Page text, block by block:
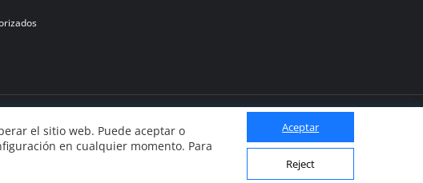
el sitio web. Puede aceptar o
en cualquier momento. Para
Aceptar
Reject